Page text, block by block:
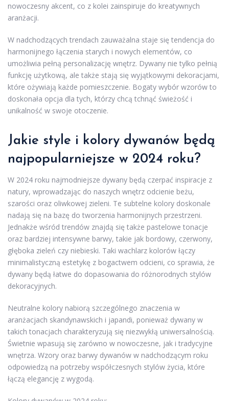
nowoczesny akcent, co z kolei zainspiruje do kreatywnych
aranżacji.
W nadchodzących trendach zauważalna staje się tendencja do
harmonijnego łączenia starych i nowych elementów, co
umożliwia pełną personalizację wnętrz. Dywany nie tylko pełnią
funkcję użytkową, ale także stają się wyjątkowymi dekoracjami,
które ożywiają każde pomieszczenie. Bogaty wybór wzorów to
doskonała opcja dla tych, którzy chcą tchnąć świeżość i
unikalność w swoje otoczenie.
Jakie style i kolory dywanów będą
najpopularniejsze w 2024 roku?
W 2024 roku najmodniejsze dywany będą czerpać inspiracje z
natury, wprowadzając do naszych wnętrz odcienie beżu,
szarości oraz oliwkowej zieleni. Te subtelne kolory doskonale
nadają się na bazę do tworzenia harmonijnych przestrzeni.
Jednakże wśród trendów znajdą się także pastelowe tonacje
oraz bardziej intensywne barwy, takie jak bordowy, czerwony,
głęboka zieleń czy niebieski. Taki wachlarz kolorów łączy
minimalistyczną estetykę z bogactwem odcieni, co sprawia, że
dywany będą łatwe do dopasowania do różnorodnych stylów
dekoracyjnych.
Neutralne kolory nabiorą szczególnego znaczenia w
aranżacjach skandynawskich i japandi, ponieważ dywany w
takich tonacjach charakteryzują się niezwykłą uniwersalnością.
Świetnie wpasują się zarówno w nowoczesne, jak i tradycyjne
wnętrza. Wzory oraz barwy dywanów w nadchodzącym roku
odpowiedzą na potrzeby współczesnych stylów życia, które
łączą elegancję z wygodą.